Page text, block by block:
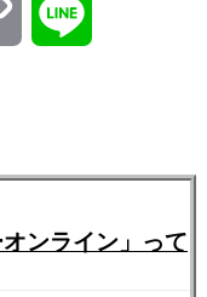
Copy
ンライン」って